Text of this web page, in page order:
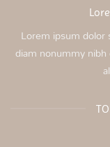
Lorem ipsum
diam nonummy